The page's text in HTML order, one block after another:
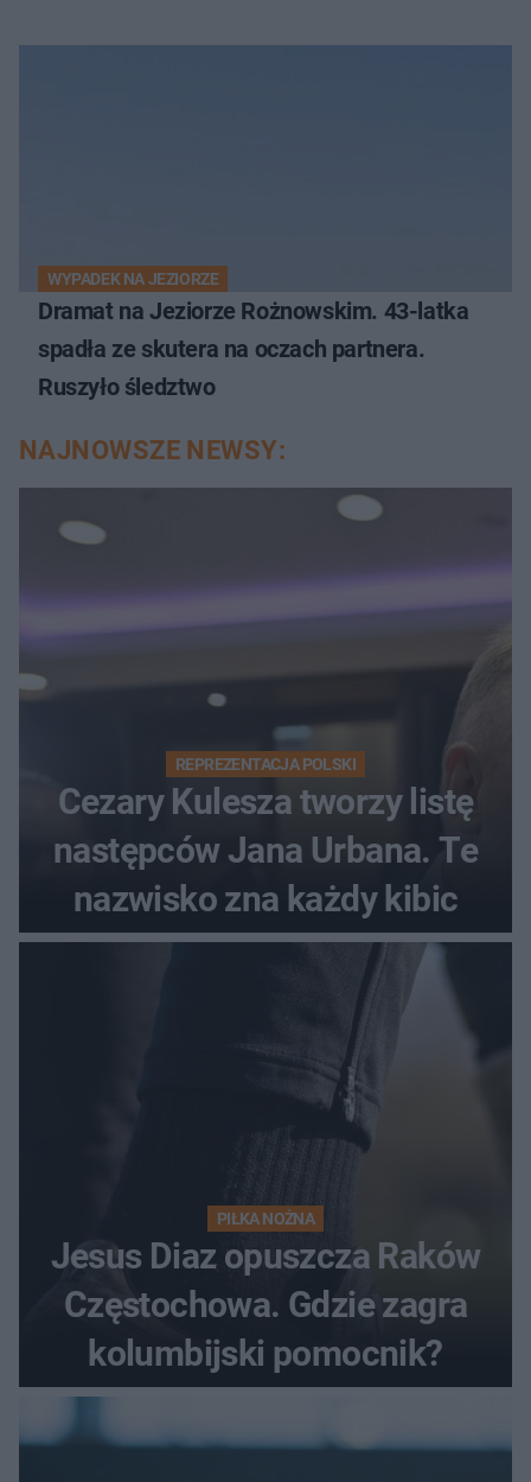
WYPADEK NA JEZIORZE
Dramat na Jeziorze Rożnowskim. 43-latka
spadła ze skutera na oczach partnera.
Ruszyło śledztwo
NAJNOWSZE NEWSY:
REPREZENTACJA POLSKI
Cezary Kulesza tworzy listę
następców Jana Urbana. Te
nazwisko zna każdy kibic
PIŁKA NOŻNA
Jesus Diaz opuszcza Raków
Częstochowa. Gdzie zagra
kolumbijski pomocnik?